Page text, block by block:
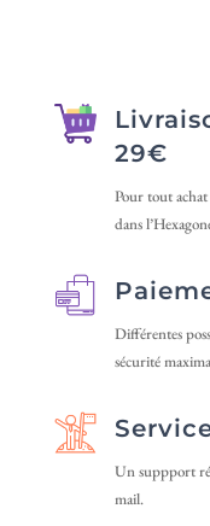
peuvent
être
choisies
du
produit
29€
Pour tout
dans
Différentes
sécurité
Un suppport
mail.